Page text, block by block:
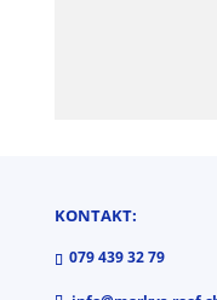
KONTAKT:
079 439 32 79